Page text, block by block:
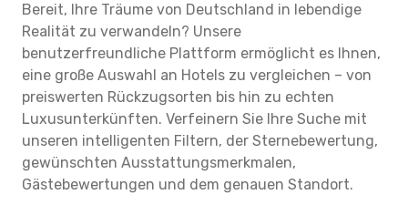
Bereit, Ihre Träume von Deutschland in lebendige
Realität zu verwandeln? Unsere
benutzerfreundliche Plattform ermöglicht es Ihnen,
eine große Auswahl an Hotels zu vergleichen – von
preiswerten Rückzugsorten bis hin zu echten
Luxusunterkünften. Verfeinern Sie Ihre Suche mit
unseren intelligenten Filtern, der Sternebewertung,
gewünschten Ausstattungsmerkmalen,
Gästebewertungen und dem genauen Standort.